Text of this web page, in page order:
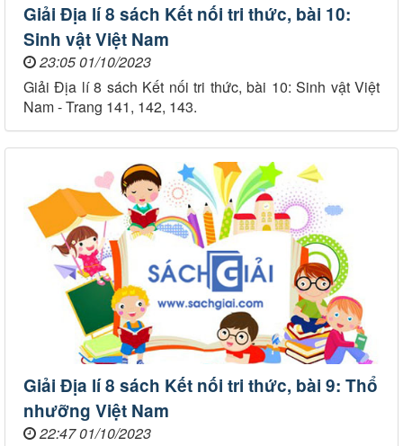
Giải Địa lí 8 sách Kết nối tri thức, bài 10:
Sinh vật Việt Nam
23:05 01/10/2023
Giải Địa lí 8 sách Kết nối tri thức, bài 10: Sinh vật Việt
Nam - Trang 141, 142, 143.
Giải Địa lí 8 sách Kết nối tri thức, bài 9: Thổ
nhưỡng Việt Nam
22:47 01/10/2023